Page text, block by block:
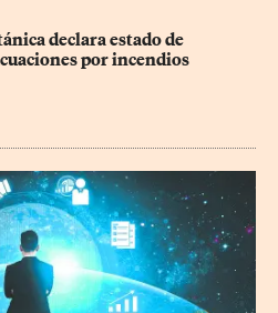
declara estado de
por incendios